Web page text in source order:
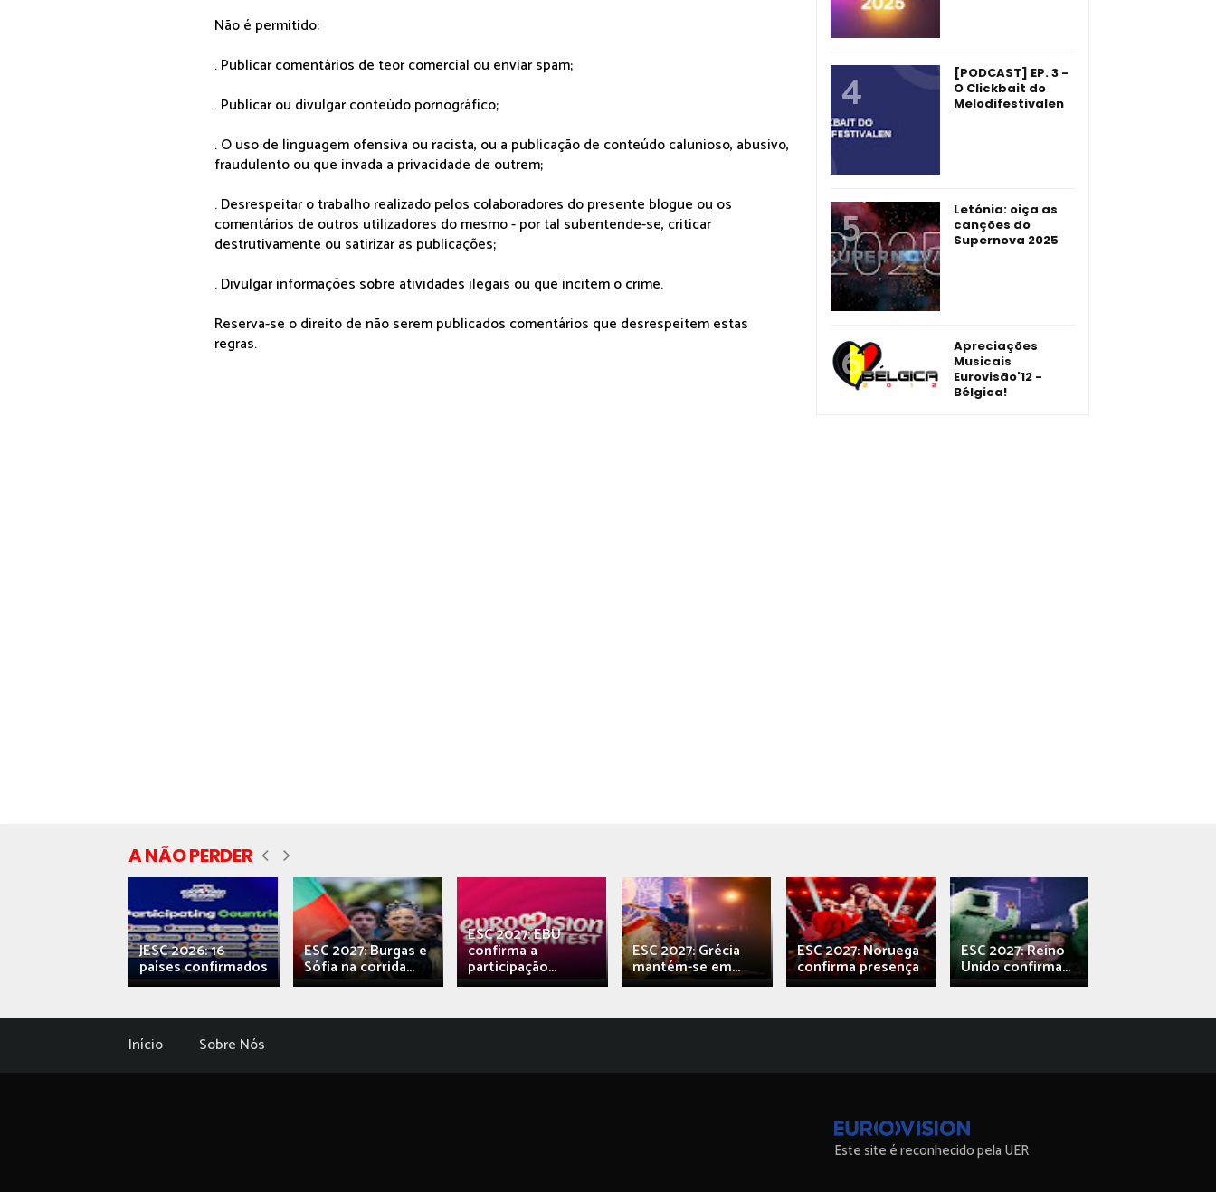
Não é permitido:
. Publicar comentários de teor comercial ou enviar spam;
. Publicar ou divulgar conteúdo pornográfico;
. O uso de linguagem ofensiva ou racista, ou a publicação de conteúdo calunioso, abusivo,
fraudulento ou que invada a privacidade de outrem;
. Desrespeitar o trabalho realizado pelos colaboradores do presente blogue ou os
comentários de outros utilizadores do mesmo - por tal subentende-se, criticar
destrutivamente ou satirizar as publicações;
. Divulgar informações sobre atividades ilegais ou que incitem o crime.
Reserva-se o direito de não serem publicados comentários que desrespeitem estas
regras.
[PODCAST] EP. 3 -
O Clickbait do
Melodifestivalen
Letónia: oiça as
canções do
Supernova 2025
Apreciações
Musicais
Eurovisão'12 -
Bélgica!
A NÃO PERDER
JESC 2026: 16
países confirmados
ESC 2027: Burgas e
Sófia na corrida...
ESC 2027: EBU
confirma a
participação...
ESC 2027: Grécia
mantém-se em...
ESC 2027: Noruega
confirma presença
ESC 2027: Reino
Unido confirma...
Início Sobre Nós
Este site é reconhecido pela UER